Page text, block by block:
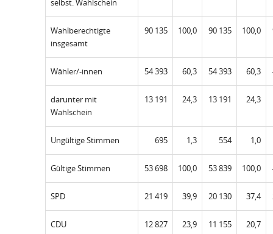
selbst. Wahlschein
Wahlberechtigte
insgesamt
90 135 100,0 90 135 100,0
Wähler/-innen 54 393 60,3 54 393 60,3
darunter mit
Wahlschein
13 191 24,3 13 191 24,3
Ungültige Stimmen 695 1,3 554 1,0
Gültige Stimmen 53 698 100,0 53 839 100,0
SPD 21 419 39,9 20 130 37,4
CDU 12 827 23,9 11 155 20,7